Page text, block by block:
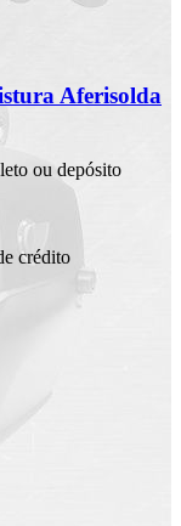
Aferisolda
ou depósito
crédito